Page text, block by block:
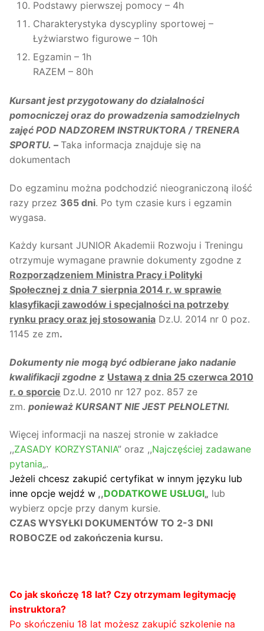
Podstawy pierwszej pomocy – 4h
Charakterystyka dyscypliny sportowej –
Łyżwiarstwo figurowe – 10h
Egzamin – 1h
RAZEM – 80h
Kursant jest przygotowany do działalności
pomocniczej oraz do prowadzenia samodzielnych
zajęć POD NADZOREM INSTRUKTORA / TRENERA
SPORTU. – Taka informacja znajduje się na
dokumentach
Do egzaminu można podchodzić nieograniczoną ilość
razy przez 365 dni. Po tym czasie kurs i egzamin
wygasa.
Każdy kursant JUNIOR Akademii Rozwoju i Treningu
otrzymuje wymagane prawnie dokumenty zgodne z
Rozporządzeniem Ministra Pracy i Polityki
Społecznej z dnia 7 sierpnia 2014 r. w sprawie
klasyfikacji zawodów i specjalności na potrzeby
rynku pracy oraz jej stosowania Dz.U. 2014 nr 0 poz.
1145 ze zm.
Dokumenty nie mogą być odbierane jako nadanie
kwalifikacji zgodne z Ustawą z dnia 25 czerwca 2010
r. o sporcie Dz.U. 2010 nr 127 poz. 857 ze
zm. ponieważ KURSANT NIE JEST PEŁNOLETNI.
Więcej informacji na naszej stronie w zakładce
,,ZASADY KORZYSTANIA” oraz ,,Najczęściej zadawane
pytania„.
Jeżeli chcesz zakupić certyfikat w innym języku lub
inne opcje wejdź w ,,DODATKOWE USŁUGI„ lub
wybierz opcje przy danym kursie.
CZAS WYSYŁKI DOKUMENTÓW TO 2-3 DNI
ROBOCZE od zakończenia kursu.
Co jak skończę 18 lat? Czy otrzymam legitymację
instruktora?
Po skończeniu 18 lat możesz zakupić szkolenie na